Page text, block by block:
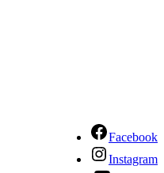
Facebook
Instagram